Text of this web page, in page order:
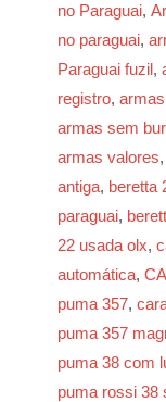
no Paraguai,
no paraguai,
Paraguai fuzil,
registro,
armas sem
armas valores,
antiga, beretta
paraguai,
22 usada olx,
automática,
puma 357,
puma 357
puma 38 com
puma rossi 38